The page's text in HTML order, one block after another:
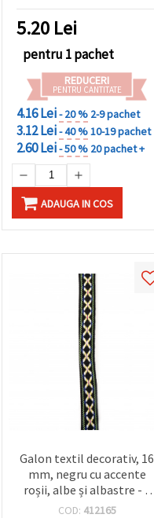
5.20 Lei
pentru 1 pachet
REDUCERI
PENTRU CANTITATE
4.16 Lei- 20 % 2-9 pachet
3.12 Lei- 40 %10-19 pachet
2.60 Lei- 50 % 20 pachet +
ADAUGA IN COS
Galon textil decorativ, 16
mm, negru cu accente
roșii, albe și albastre - 5
metri
COD: 412165